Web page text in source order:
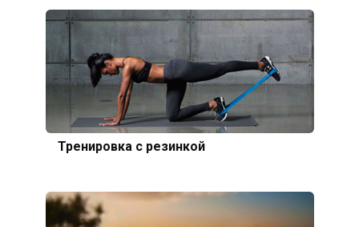
Тренировка с резинкой